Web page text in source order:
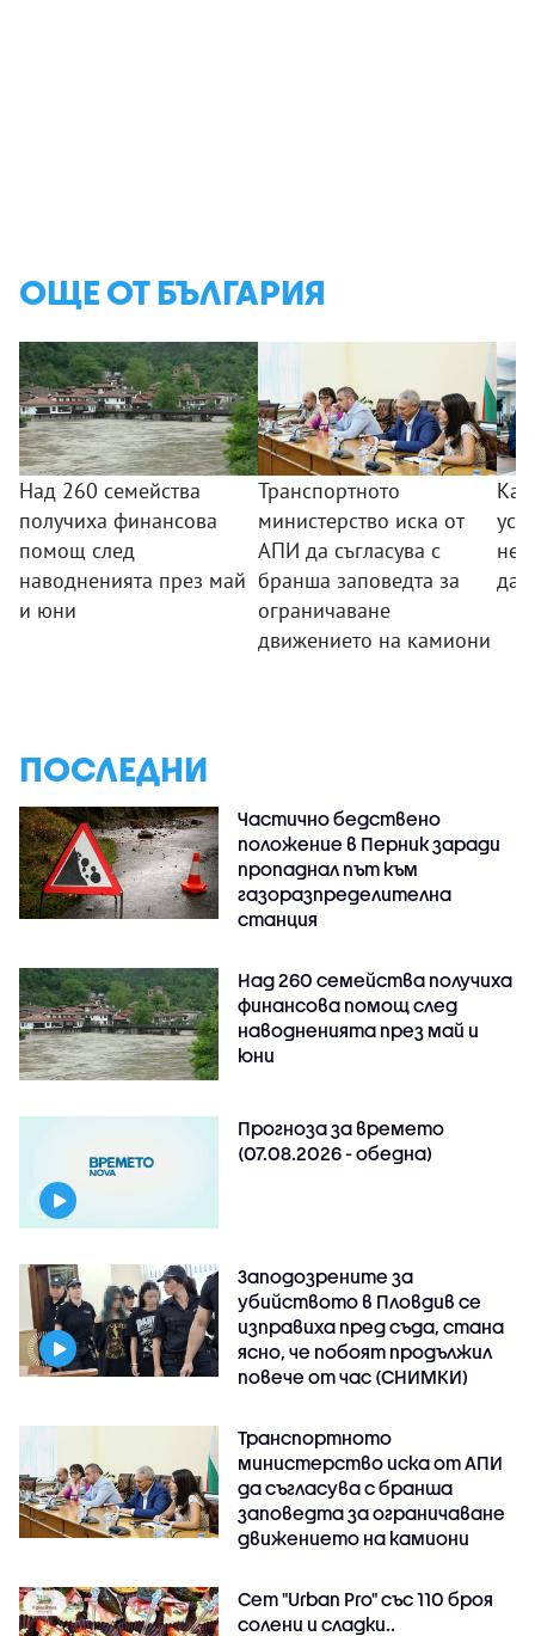
ОЩЕ ОТ БЪЛГАРИЯ
Над 260 семейства
получиха финансова
помощ след
наводненията през май
и юни
Транспортното
министерство иска от
АПИ да съгласува с
бранша заповедта за
ограничаване
движението на камиони
да
ПОСЛЕДНИ
Частично бедствено
положение в Перник заради
пропаднал път към
газоразпределителна
станция
Над 260 семейства получиха
финансова помощ след
наводненията през май и
юни
Прогноза за времето
(07.08.2026 - обедна)
Заподозрените за
убийството в Пловдив се
изправиха пред съда, стана
ясно, че побоят продължил
повече от час (СНИМКИ)
Транспортното
министерство иска от АПИ
да съгласува с бранша
заповедта за ограничаване
движението на камиони
Сет "Urban Pro" със 110 броя
солени и сладки..